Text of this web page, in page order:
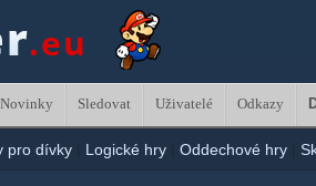
Novinky Sledovat Uživatelé Odkazy
pro dívky Logické hry Oddechové hry